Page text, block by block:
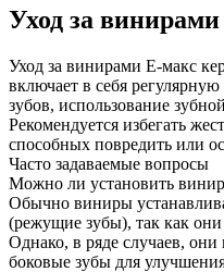
Уход за
Уход за винирами Е-макс
включает в себя
зубов, использование
Рекомендуется избегать
способных повредить или
Часто задаваемые вопросы
Можно ли установить
Обычно виниры
(режущие зубы), так как
Однако, в ряде случаев,
боковые зубы для